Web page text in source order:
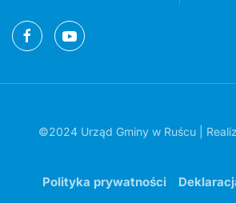
©2024 Urząd Gminy w Ruścu |
Polityka prywatności